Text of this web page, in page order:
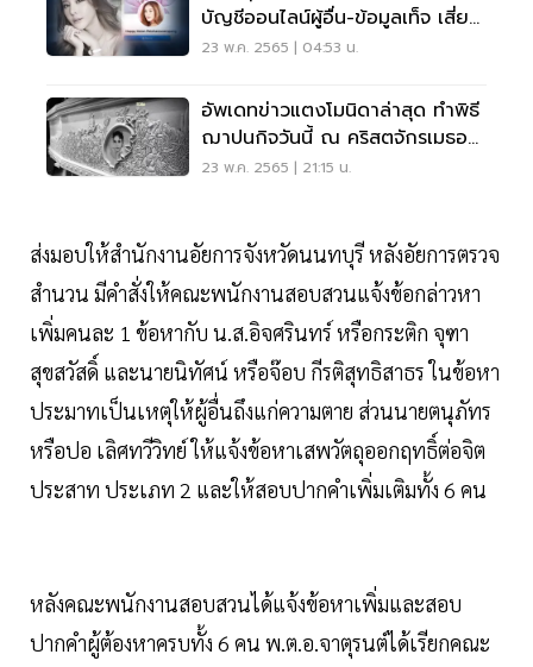
บัญชีออนไลน์ผู้อื่น-ข้อมูลเท็จ เสี่ยง
คุก
23 พ.ค. 2565 | 04:53 น.
อัพเดทข่าวแตงโมนิดาล่าสุด ทำพิธี
ฌาปนกิจวันนี้ ณ คริสตจักรเมธอดิ
สท์ รังสิต
23 พ.ค. 2565 | 21:15 น.
ส่งมอบให้สำนักงานอัยการจังหวัดนนทบุรี หลังอัยการตรวจ
สำนวน มีคำสั่งให้คณะพนักงานสอบสวนแจ้งข้อกล่าวหา
เพิ่มคนละ 1 ข้อหากับ น.ส.อิจศรินทร์ หรือกระติก จุฑา
สุขสวัสดิ์ และนายนิทัศน์ หรือจ๊อบ กีรติสุทธิสาธร ในข้อหา
ประมาทเป็นเหตุให้ผู้อื่นถึงแก่ความตาย ส่วนนายตนุภัทร
หรือปอ เลิศทวีวิทย์ ให้แจ้งข้อหาเสพวัตถุออกฤทธิ์ต่อจิต
ประสาท ประเภท 2 และให้สอบปากคำเพิ่มเติมทั้ง 6 คน
หลังคณะพนักงานสอบสวนได้แจ้งข้อหาเพิ่มและสอบ
ปากคำผู้ต้องหาครบทั้ง 6 คน พ.ต.อ.จาตุรนต์ได้เรียกคณะ